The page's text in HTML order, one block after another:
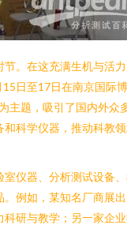
。在这充满生机与活
日至17日在南京国际
主题，吸引了国内外众
科学仪器，推动科教
仪器、分析测试设备
例如，某知名厂商展
研与教学；另一家企